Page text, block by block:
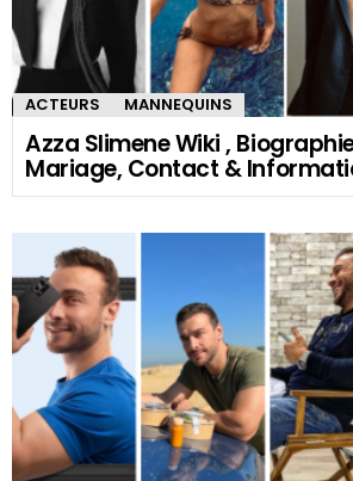
ACTEURS MANNEQUINS
Azza Slimene Wiki ,
Mariage, Contact &